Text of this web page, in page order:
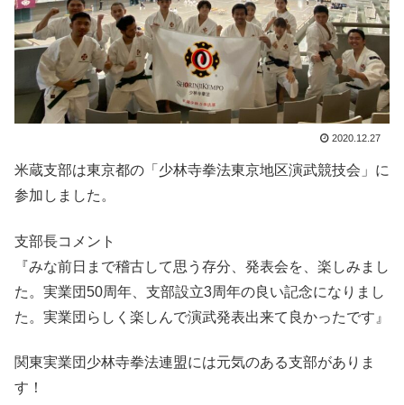
2020.12.27
米蔵支部は東京都の「少林寺拳法東京地区演武競技会」に
参加しました。
支部長コメント
『みな前日まで稽古して思う存分、発表会を、楽しみまし
た。実業団50周年、支部設立3周年の良い記念になりまし
た。実業団らしく楽しんで演武発表出来て良かったです』
関東実業団少林寺拳法連盟には元気のある支部がありま
す！